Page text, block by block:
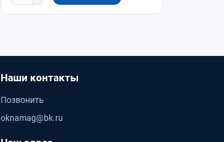
Наши контакты
Позвонить
oknamag@bk.ru